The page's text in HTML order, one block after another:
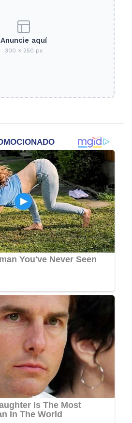
Anuncie aquí
300 × 250 px